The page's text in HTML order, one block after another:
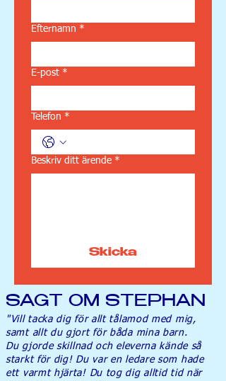
Efternamn *
E-post *
Telefon *
Beskriv ditt ärende *
Skicka
SAGT OM STEPHAN
"Vill tacka dig för allt tålamod med mig,
samt allt du gjort för båda mina barn.
Dugjorde skillnad och eleverna kände så
starkt för dig! Du var en ledare som hade
ett varmt hjärta! Du tog dig alltid tid när